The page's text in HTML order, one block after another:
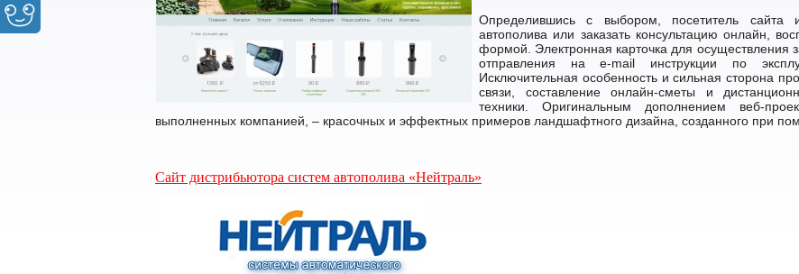
Определившись с выбором, посетитель сайта
автополива или заказать консультацию онлайн,
формой. Электронная карточка для осуществления
отправления на е-mail инструкции по
Исключительная особенность и сильная сторона
связи, составление онлайн-сметы и
техники. Оригинальным дополнением веб-
выполненных компанией, – красочных и эффектных примеров ландшафтного дизайна, созданного при
Сайт дистрибьютора систем автополива «Нейтраль»